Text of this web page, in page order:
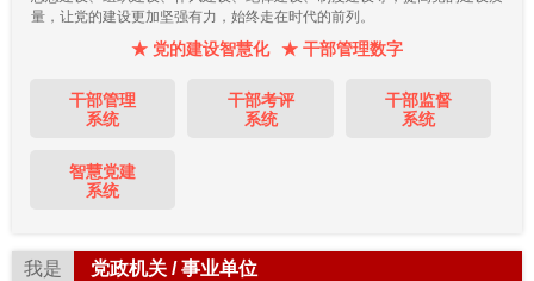
量，让党的建设更加坚强有力，始终走在时代的前列。
★ 党的建设智慧化 ★ 干部管理数字
干部管理
系统
干部考评
系统
干部监督
系统
智慧党建
系统
我是 党政机关 / 事业单位